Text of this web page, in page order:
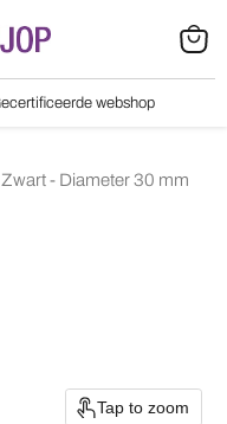
webshop
cart
- Diameter 30 mm
Tap to zoom